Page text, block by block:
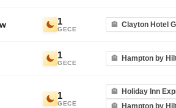
1
GECE
Clayton Hotel
1
GECE
Hampton by
1
GECE
Holiday Inn
Hampton by